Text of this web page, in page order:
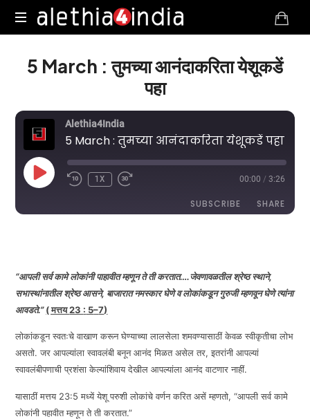
Alethia4India
5 March : तुमच्या आनंदाकरिता येशूकडें
पहा
Alethia4India
5 March : तुमच्या आनंदाकरिता येशूकडें पहा
PLAY
EPISODE 1X 00:00 / 3:26
SUBSCRIBE SHARE
LINK
EMBED
“आपली सर्व कामे लोकांनी पाहावीत म्हणून ते ती करतात….जेवणावळतील श्रेष्ठ स्थाने,
सभास्थांनातील श्रेष्ठ आसने, बाजारात नमस्कार घेणे व लोकांकडून गुरुजी म्हणवून घेणे त्यांना
आवडते.”( मत्तय23 : 5–7)
लोकांकडून स्वतःचे वाखाण करून घेण्याच्या लालसेला शमवण्यासाठीं केवळ स्वीकृतीचा लोभ
असतो. जर आपल्यांला स्वावलंबी बनून आनंद मिळत असेल तर, इतरांनी आपल्यां
स्वावलंबीपणाची प्रशंसा केल्यांशिवाय देखील आपल्यांला आनंद वाटणार नाहीं.
यासाठीं मत्तय 23:5 मध्यें येशू परुशी लोकांचे वर्णन करित असें म्हणतो, “आपली सर्व कामे
लोकांनी पहावीत म्हणून ते ती करतात.”